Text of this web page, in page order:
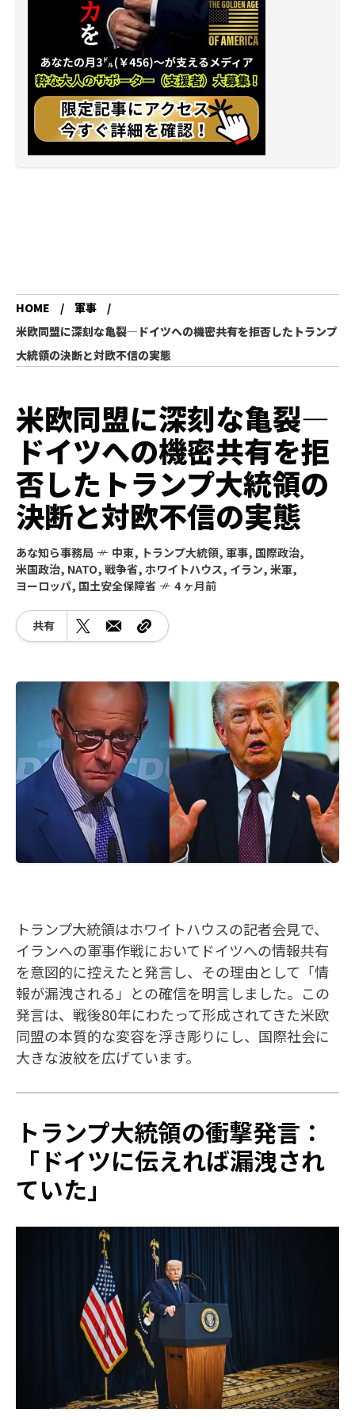
HOME
軍事
米欧同盟に深刻な亀裂―ドイツへの機密共有を拒否したトランプ
大統領の決断と対欧不信の実態
米欧同盟に深刻な亀裂―
ドイツへの機密共有を拒
否したトランプ大統領の
決断と対欧不信の実態
あな知ら事務局 中東, トランプ大統領, 軍事, 国際政治,
米国政治, NATO, 戦争省, ホワイトハウス, イラン, 米軍,
ヨーロッパ, 国土安全保障省 4 ヶ月前
共有
トランプ大統領はホワイトハウスの記者会見で、
イランへの軍事作戦においてドイツへの情報共有
を意図的に控えたと発言し、その理由として「情
報が漏洩される」との確信を明言しました。この
発言は、戦後80年にわたって形成されてきた米欧
同盟の本質的な変容を浮き彫りにし、国際社会に
大きな波紋を広げています。
トランプ大統領の衝撃発言：
「ドイツに伝えれば漏洩され
ていた」